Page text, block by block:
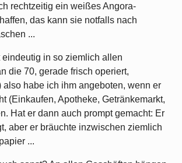
rechtzeitig ein weißes Angora-
das kann sie notfalls nach
...
eindeutig in so ziemlich allen
die 70, gerade frisch operiert,
also habe ich ihm angeboten, wenn er
(Einkaufen, Apotheke, Getränkemarkt,
Hat er dann auch prompt gemacht: Er
aber er bräuchte inzwischen ziemlich
...